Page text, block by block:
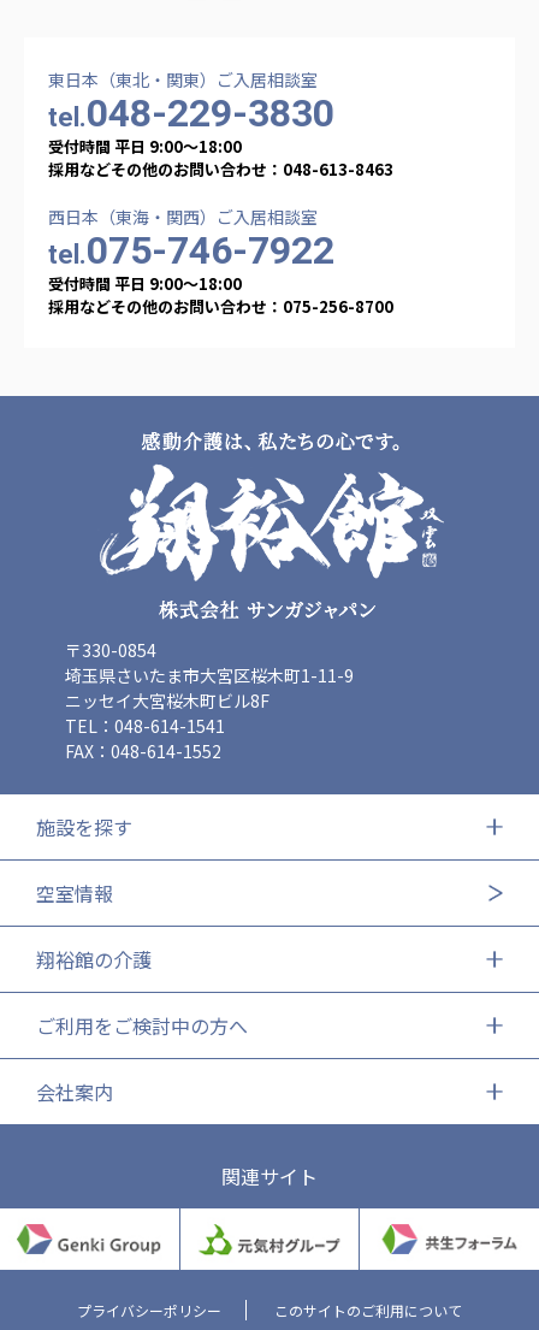
クヴィアン小学校・カンボジア日本友好共生クヴ
ィアン中学校
カンボジア日本友好技術教育センター
NGO共生の家
G-COM JOINT STOCK COMPANY
海外子会社・合弁会社
瀋陽長者会
上海介護施設
東日本（東北・関東）ご入居相談室
tel.048-229-3830
受付時間 平日 9:00〜18:00
採用などその他のお問い合わせ：048-613-8463
西日本（東海・関西）ご入居相談室
tel.075-746-7922
受付時間 平日 9:00〜18:00
採用などその他のお問い合わせ：075-256-8700
〒330-0854
埼玉県さいたま市大宮区桜木町1-11-9
ニッセイ大宮桜木町ビル8F
TEL：048-614-1541
FAX：048-614-1552
施設を探す
空室情報
翔裕館の介護
ご利用をご検討中の方へ
会社案内
関連サイト
プライバシーポリシー このサイトのご利用について